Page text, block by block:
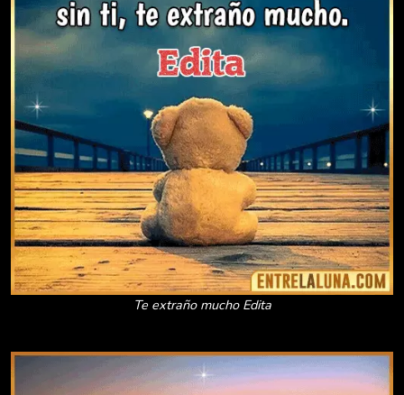
Te extraño mucho Edita